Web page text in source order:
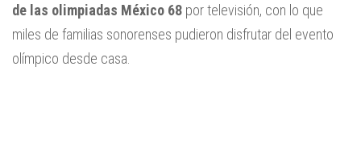
de las olimpiadas México 68 por televisión, con lo que
miles de familias sonorenses pudieron disfrutar del evento
olímpico desde casa.